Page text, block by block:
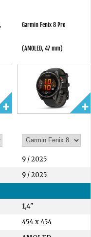
Garmin Fenix 8 Pro
(AMOLED, 47 mm)
9 / 2025
9 / 2025
1,4"
454 x 454